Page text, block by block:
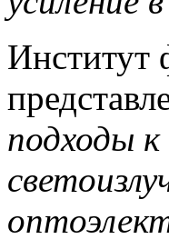
Институт
подходы